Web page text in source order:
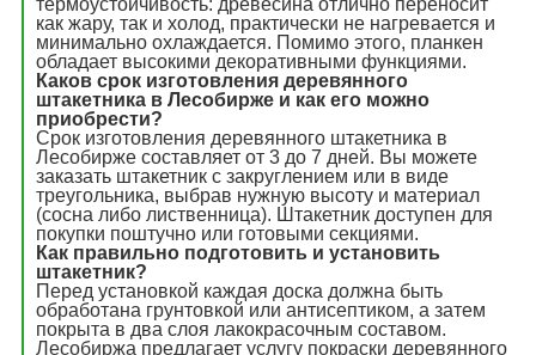
термоустойчивость: древесина отлично переносит
как жару, так и холод, практически не нагревается и
минимально охлаждается. Помимо этого, планкен
обладает высокими декоративными функциями.
Каков срок изготовления деревянного
штакетника в Лесобирже и как его можно
приобрести?
Срок изготовления деревянного штакетника в
Лесобирже составляет от 3 до 7 дней. Вы можете
заказать штакетник с закруглением или в виде
треугольника, выбрав нужную высоту и материал
(сосна либо лиственница). Штакетник доступен для
покупки поштучно или готовыми секциями.
Как правильно подготовить и установить
штакетник?
Перед установкой каждая доска должна быть
обработана грунтовкой или антисептиком, а затем
покрыта в два слоя лакокрасочным составом.
Лесобиржа предлагает услугу покраски деревянного